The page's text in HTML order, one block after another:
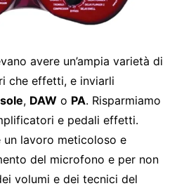
avere un’ampia varietà di
che effetti, e inviarli
, DAWo PA. Risparmiamo
e pedali effetti.
lavoro meticoloso e
del microfono e per non
volumi e dei tecnici del